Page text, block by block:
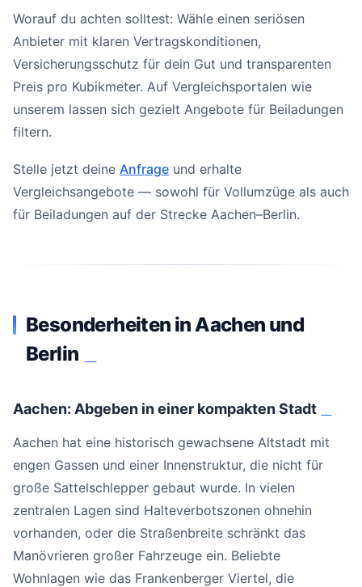
Worauf du achten solltest: Wähle einen seriösen
Anbieter mit klaren Vertragskonditionen,
Versicherungsschutz für dein Gut und transparenten
Preis pro Kubikmeter. Auf Vergleichsportalen wie
unserem lassen sich gezielt Angebote für Beiladungen
filtern.
Stelle jetzt deine Anfrage und erhalte
Vergleichsangebote — sowohl für Vollumzüge als auch
für Beiladungen auf der Strecke Aachen–Berlin.
Besonderheiten in Aachen und
Berlin
Aachen: Abgeben in einer kompakten Stadt
Aachen hat eine historisch gewachsene Altstadt mit
engen Gassen und einer Innenstruktur, die nicht für
große Sattelschlepper gebaut wurde. In vielen
zentralen Lagen sind Halteverbotszonen ohnehin
vorhanden, oder die Straßenbreite schränkt das
Manövrieren großer Fahrzeuge ein. Beliebte
Wohnlagen wie das Frankenberger Viertel, die